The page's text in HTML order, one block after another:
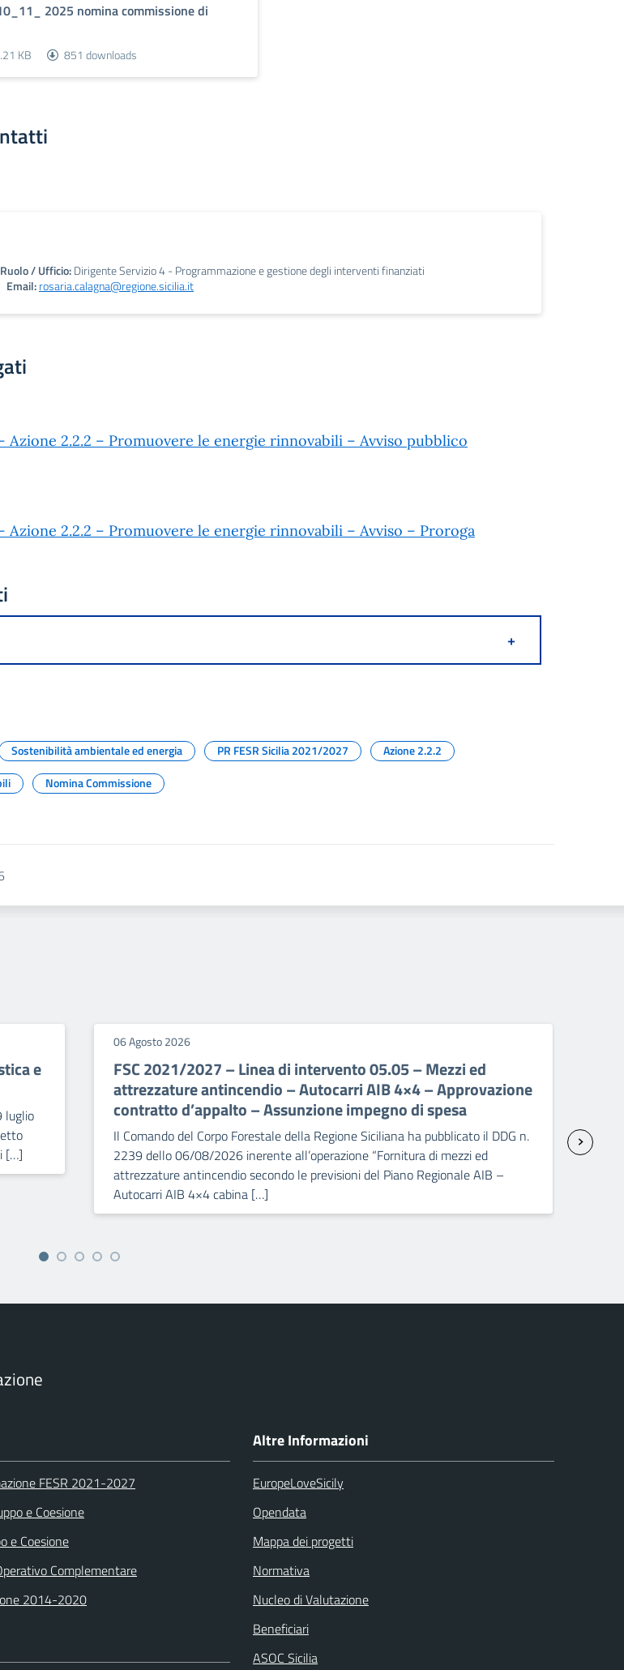
2025 nomina commissione di
KB 851 downloads
Ruolo / Ufficio:Dirigente Servizio 4 - Programmazione e gestione degli interventi finanziati
Email:rosaria.calagna@regione.sicilia.it
– Azione 2.2.2 – Promuovere le energie rinnovabili – Avviso pubblico
Azione 2.2.2 – Promuovere le energie rinnovabili – Avviso – Proroga
+
Sostenibilità ambientale ed energia PR FESR Sicilia 2021/2027
Azione 2.2.2
Nomina Commissione
e
luglio
[…]
06 Agosto 2026
FSC 2021/2027 – Linea di intervento 05.05 – Mezzi ed
attrezzature antincendio – Autocarri AIB 4×4 – Approvazione
contratto d’appalto – Assunzione impegno di spesa
Il Comando del Corpo Forestale della Regione Siciliana ha pubblicato il DDG n.
2239 dello 06/08/2026 inerente all’operazione “Fornitura di mezzi ed
attrezzature antincendio secondo le previsioni del Piano Regionale AIB –
Autocarri AIB 4×4 cabina […]
FESR 2021-2027
e Coesione
e Coesione
Complementare
2014-2020
Altre Informazioni
EuropeLoveSicily
Opendata
Mappa dei progetti
Normativa
Nucleo di Valutazione
Beneficiari
ASOC Sicilia